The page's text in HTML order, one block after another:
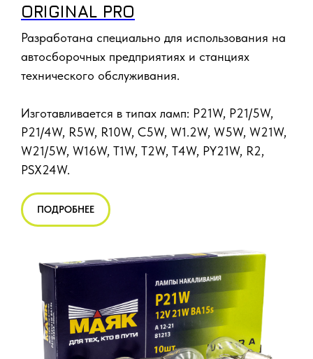
ORIGINAL PRO
Разработана специально для использования на
автосборочных предприятиях и станциях
технического обслуживания.
Изготавливается в типах ламп: P21W, P21/5W,
P21/4W, R5W, R10W, C5W, W1.2W, W5W, W21W,
W21/5W, W16W, T1W, T2W, T4W, PY21W, R2,
PSX24W.
ПОДРОБНЕЕ